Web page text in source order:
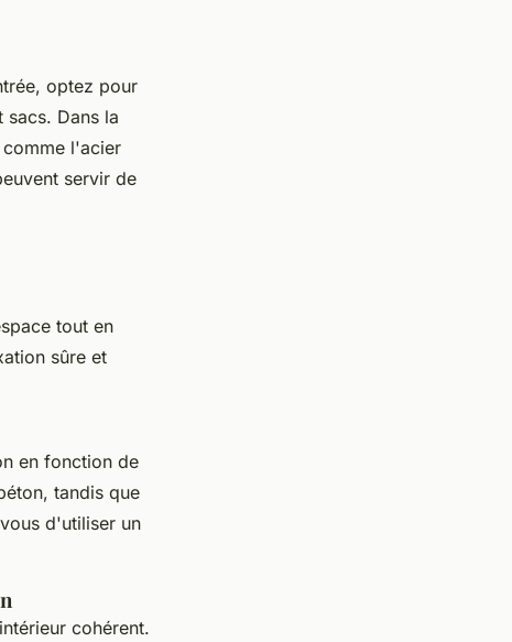
optez pour
sacs. Dans la
l'acier
servir de
tout en
sûre et
en fonction de
tandis que
d'utiliser un
cohérent.